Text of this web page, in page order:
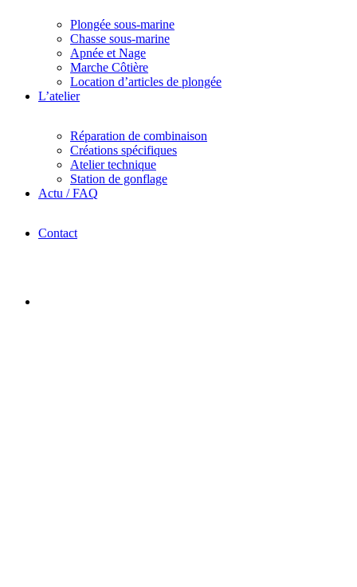
Plongée sous-marine
Chasse sous-marine
Apnée et Nage
Marche Côtière
Location d’articles de plongée
L’atelier
Réparation de combinaison
Créations spécifiques
Atelier technique
Station de gonflage
Actu / FAQ
Contact